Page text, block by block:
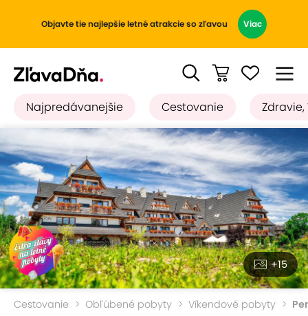
Objavte tie najlepšie letné atrakcie so zľavou Viac
Najpredávanejšie Cestovanie Zdravie,
+15
Cestovanie Obľúbené pobyty Víkendové pobyty